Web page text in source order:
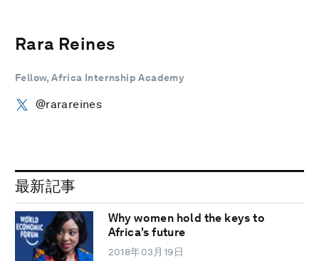
Rara Reines
Fellow, Africa Internship Academy
@rarareines
最新記事
Why women hold the keys to
Africa's future
2018年03月19日